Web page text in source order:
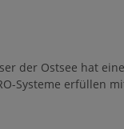
der Ostsee hat
Systeme erfüllen